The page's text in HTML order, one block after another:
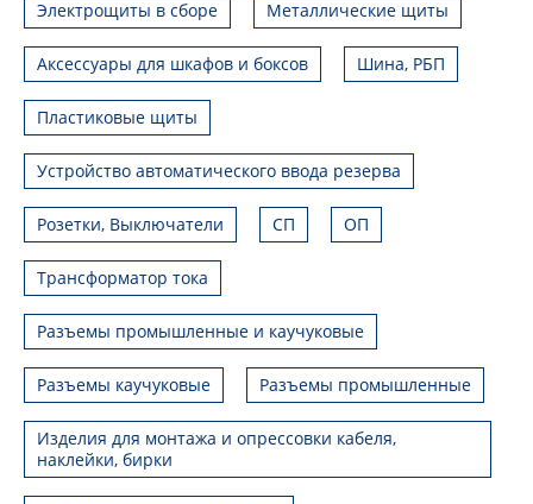
Электрощиты в сборе Металлические щиты
Аксессуары для шкафов и боксов Шина, РБП
Пластиковые щиты
Устройство автоматического ввода резерва
Розетки, Выключатели СП ОП
Трансформатор тока
Разъемы промышленные и каучуковые
Разъемы каучуковые Разъемы промышленные
Изделия для монтажа и опрессовки кабеля,
наклейки, бирки